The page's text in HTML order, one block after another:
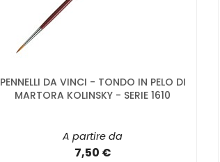
PENNELLI DA VINCI - TONDO IN PELO DI
MARTORA KOLINSKY - SERIE 1610
A partire da
7,50 €